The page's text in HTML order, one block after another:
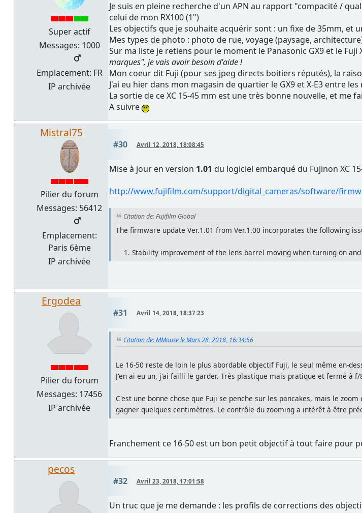
Super actif
Messages: 1000
Emplacement: FR
IP archivée
Je suis en pleine recherche d'un APN au rapport "compacité /
celui de mon RX100 (1")
Les objectifs que je souhaite acquérir sont : un fixe de 35mm, et
Mes types de photo : photo de rue, voyage (paysage,
Sur ma liste je retiens pour le moment le Panasonic GX9 et le Fuji
marques", je vais avoir besoin d'aide !
Mon coeur dit Fuji (pour ses jpeg directs boitiers réputés), la
J'ai eu hier dans mon magasin de quartier le GX9 et X-E3 entre
La sortie de ce XC 15-45 mm est une très bonne nouvelle, et me
A suivre
Mistral75
Pilier du forum
Messages: 56412
Emplacement:
Paris 6ème
IP archivée
#30 Avril 12, 2018, 18:08:45
Mise à jour en version 1.01 du logiciel embarqué du Fujinon XC
http://www.fujifilm.com/support/digital_cameras/software/
Citation de: Fujifilm Global
The firmware update Ver.1.01 from Ver.1.00 incorporates the following
1. Stability improvement of the lens barrel moving when turning on
Ergodea
Pilier du forum
Messages: 17456
IP archivée
#31 Avril 14, 2018, 18:37:23
Citation de: MMouse le Mars 28, 2018, 16:34:56
Le 16-50 reste de loin le plus abordable objectif Fuji, le seul même en-
J'en ai eu un, j'ai failli le garder. Très plastique mais pratique et fermé à
C'est une bonne chose que Fuji se penche sur les pancakes, mais le
gagner quelques centimètres. Le contrôle du zooming a intérêt à être
Franchement ce 16-50 est un bon petit objectif à tout faire pour
pecos
#32 Avril 23, 2018, 17:01:58
Un truc que je me demande : les profils de corrections des